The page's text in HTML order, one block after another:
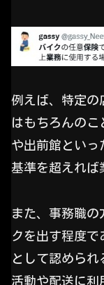
例えば、特定の
はもちろんのこ
や出前館といっ
基準を超えれば
また、事務職の
クを出す程度で
として認めら
活動や配送に利